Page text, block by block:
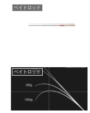
ベイトロッド
ベイトロッド